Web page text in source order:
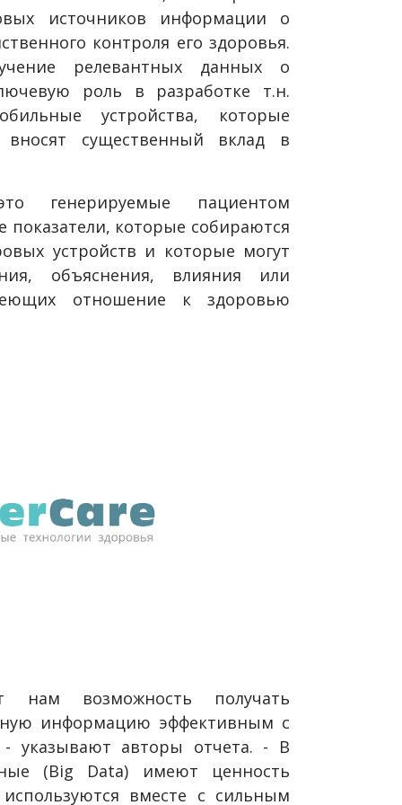
источников информации о
контроля его здоровья.
релевантных данных о
роль в разработке т.н.
устройства, которые
существенный вклад в
генерируемые пациентом
показатели, которые собираются
устройств и которые могут
объяснения, влияния или
отношение к здоровью
нам возможность получать
информацию эффективным с
- указывают авторы отчета. - В
(Big Data) имеют ценность
вместе с сильным